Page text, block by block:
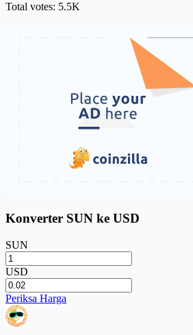
Total votes: 5.5K
Konverter SUN ke USD
SUN
USD
Periksa Harga